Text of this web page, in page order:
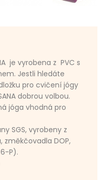
je vyrobena z PVC s
Jestli hledáte
pro cvičení jógy
dobrou volbou.
jóga vhodná pro
SGS, vyrobeny z
změkčovadla DOP,
P).